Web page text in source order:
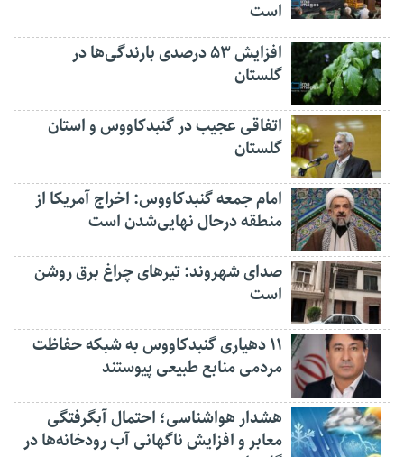
است
افزایش ۵۳ درصدی بارندگی‌ها در
گلستان
اتفاقی عجیب در‌ گنبدکاووس و استان
گلستان
امام جمعه گنبدکاووس: اخراج آمریکا از
منطقه درحال نهایی‌شدن است
صدای شهروند: تیرهای چراغ برق روشن
است
۱۱ دهیاری گنبدکاووس به شبکه حفاظت
مردمی منابع طبیعی پیوستند
هشدار هواشناسی؛ احتمال آبگرفتگی
معابر و افزایش ناگهانی آب رودخانه‌ها در